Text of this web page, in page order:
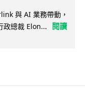
與 AI 業務帶動，
政總裁 Elon...
閱讀